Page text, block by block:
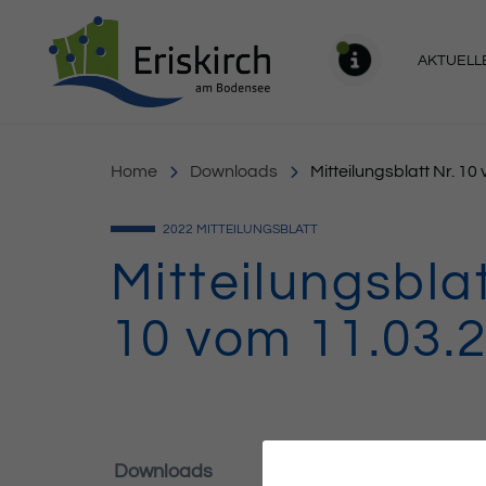
Home Downloads Mitteilungsblatt Nr. 10
2022 MITTEILUNGSBLATT
10 vom
Downloads